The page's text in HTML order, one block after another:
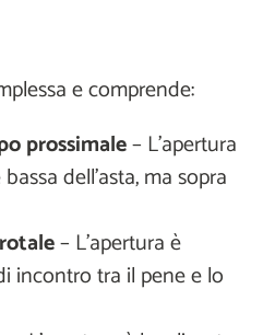
e comprende:
prossimale– L’apertura
dell’asta, ma sopra
– L’apertura è
incontro tra il pene e lo